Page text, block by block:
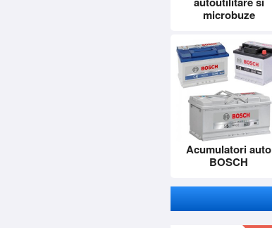
microbuze
Acumulatori auto
BOSCH